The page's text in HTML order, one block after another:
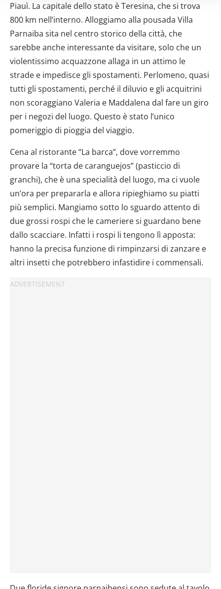
modificare o ritirare il tuo consenso in qualsiasi momento
Dichiarazione sui cookie.
Utilizziamo i cookie per personalizzare contenuti ed
fornire funzionalità dei social media e per analizzare il nostro
traffico. Condividiamo inoltre informazioni sul modo in cui
il nostro sito con i nostri partner che si occupano di analisi
dati web, pubblicità e social media, i quali potrebbero
con altre informazioni che hai fornito loro o che hanno
dal tuo utilizzo dei loro servizi.
Piauì. La capitale dello stato è Teresina, che si trova
800 km nell’interno. Alloggiamo alla pousada Villa
Parnaiba sita nel centro storico della città, che
sarebbe anche interessante da visitare, solo che un
violentissimo acquazzone allaga in un attimo le
strade e impedisce gli spostamenti. Perlomeno, quasi
tutti gli spostamenti, perché il diluvio e gli acquitrini
non scoraggiano Valeria e Maddalena dal fare un giro
per i negozi del luogo. Questo è stato l’unico
pomeriggio di pioggia del viaggio.
Cena al ristorante “La barca”, dove vorremmo
provare la “torta de caranguejos” (pasticcio di
granchi), che è una specialità del luogo, ma ci vuole
un’ora per prepararla e allora ripieghiamo su piatti
più semplici. Mangiamo sotto lo sguardo attento di
due grossi rospi che le cameriere si guardano bene
dallo scacciare. Infatti i rospi li tengono lì apposta:
hanno la precisa funzione di rimpinzarsi di zanzare e
altri insetti che potrebbero infastidire i commensali.